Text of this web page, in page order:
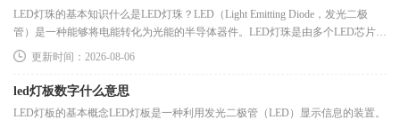
LED灯珠的基本知识什么是LED灯珠？LED（Light Emitting Diode，发光二极
管）是一种能够将电能转化为光能的半导体器件。LED灯珠是由多个LED芯片封
装而成的，具有小巧、耐用、能耗低等优点。
更新时间：2026-08-06
led灯板数字什么意思
LED灯板的基本概念LED灯板是一种利用发光二极管（LED）显示信息的装置。